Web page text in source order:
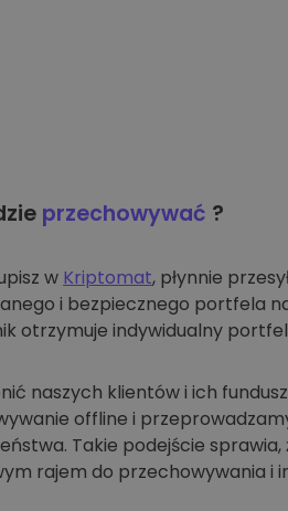
przechowywać ?
w Kriptomat, płynnie
i bezpiecznego portfela
otrzymuje indywidualny
naszych klientów i ich
offline i
Takie podejście
rajem do przechowywania i